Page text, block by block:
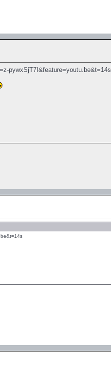
pywxSjT7I&feature=youtu.be&t=14s